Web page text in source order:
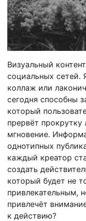
Визуальный
социальных сетей.
коллаж или
сегодня способны
который
прервёт
мгновение.
однотипных
каждый креатор
создать
который будет не
привлекательным,
привлечёт
к действию?